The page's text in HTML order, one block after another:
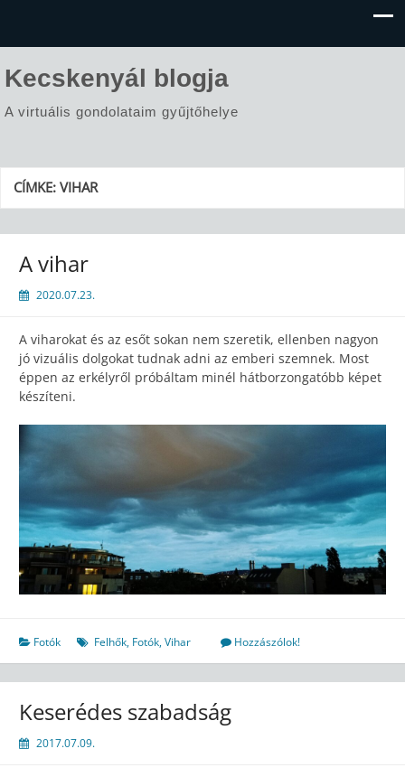
Kecskenyál blogja
A virtuális gondolataim gyűjtőhelye
CÍMKE:VIHAR
A vihar
2020.07.23.
A viharokat és az esőt sokan nem szeretik, ellenben nagyon
jó vizuális dolgokat tudnak adni az emberi szemnek. Most
éppen az erkélyről próbáltam minél hátborzongatóbb képet
készíteni.
Fotók Felhők, Fotók,Vihar Hozzászólok!
Keserédes szabadság
2017.07.09.